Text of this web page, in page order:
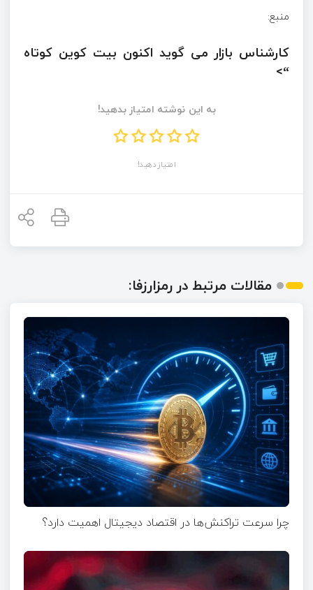
منبع:
کارشناس بازار می گوید اکنون بیت کوین کوتاه
“>
به این نوشته امتیاز بدهید!
امتیاز دهید!
مقالات مرتبط در رمزارزفا:
چرا سرعت تراکنش‌ها در اقتصاد دیجیتال اهمیت دارد؟